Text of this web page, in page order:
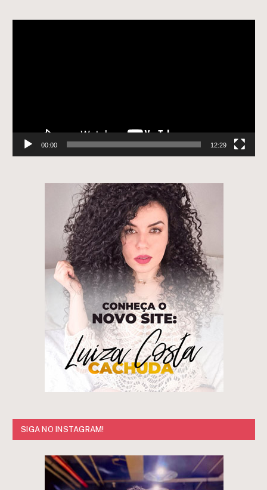
00:00 12:29
SIGA NO INSTAGRAM!